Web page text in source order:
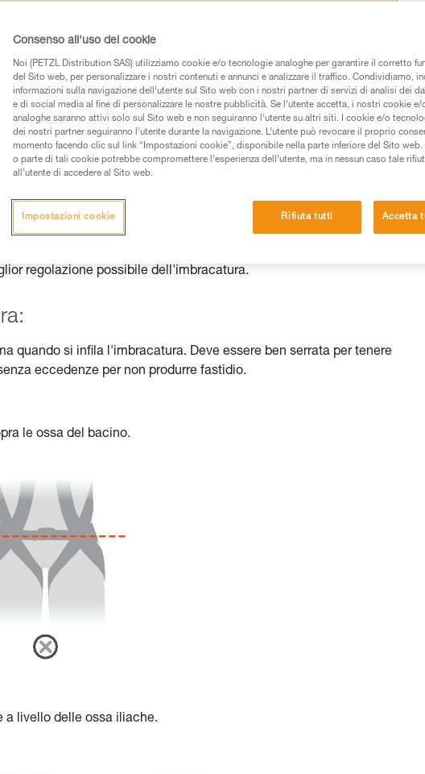
tecniche dei prodotti utilizzati in questo consiglio prima di
le informazioni dell’istruzione tecnica per poter capire queste
richiede una formazione ed un addestramento specifico.
vostra capacità di rifare la manovra, da soli, in piena sicurezza,
alla vostra attività. Ne possono esistere altre che non
ottimali, l'imbracatura deve essere regolata correttamente con punti di
per l'installazione dell'imbracatura. In seguito saranno forniti
regolazione possibile dell'imbracatura.
quando si infila l'imbracatura. Deve essere ben serrata per tenere
eccedenze per non produrre fastidio.
le ossa del bacino.
a livello delle ossa iliache.
Consenso all'uso dei cookie
Noi (PETZL Distribution SAS) utilizziamo cookie e/o tecnologie analoghe per garantire il corretto
del Sito web, per personalizzare i nostri contenuti e annunci e analizzare il traffico. Condividiamo,
informazioni sulla navigazione dell’utente sul Sito web con i nostri partner di servizi di analisi dei
e di social media al fine di personalizzare le nostre pubblicità. Se l’utente accetta, i nostri cookie
analoghe saranno attivi solo sul Sito web e non seguiranno l’utente su altri siti. I cookie e/o
dei nostri partner seguiranno l’utente durante la navigazione. L’utente può revocare il proprio
momento facendo clic sul link “Impostazioni cookie”, disponibile nella parte inferiore del Sito
o parte di tali cookie potrebbe compromettere l’esperienza dell’utente, ma in nessun caso tale
all’utente di accedere al Sito web.
Rifiuta tutti Accetta
Impostazioni cookie